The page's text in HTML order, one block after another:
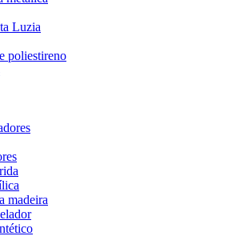
Luzia
poliestireno
madeira